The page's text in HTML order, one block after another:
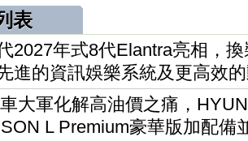
表
2027年式8代Elantra亮相，
進的資訊娛樂系統及更高效
大軍化解高油價之痛，
L Premium豪華版加配備